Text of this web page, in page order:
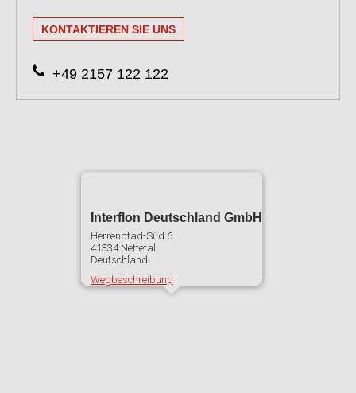
KONTAKTIEREN SIE UNS
+49 2157 122 122
Interflon Deutschland GmbH
Herrenpfad-Süd 6
41334 Nettetal
Deutschland
Wegbeschreibung